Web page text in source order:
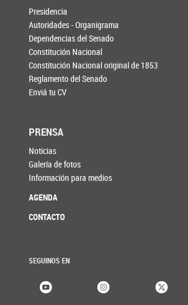
Presidencia
Autoridades - Organigrama
Dependencias del Senado
Constitución Nacional
Constitución Nacional original de 1853
Reglamento del Senado
Enviá tu CV
PRENSA
Noticias
Galería de fotos
Información para medios
AGENDA
CONTACTO
SEGUINOS EN